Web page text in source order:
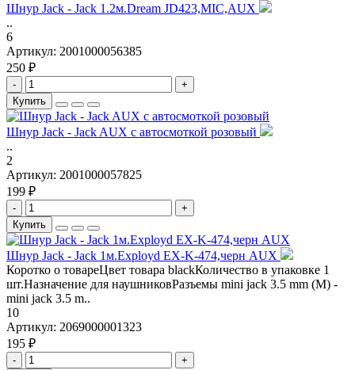
Шнур Jack - Jack 1.2м.Dream JD423,MIC,AUX
..
6
Артикул: 2001000056385
250 ₽
-
+
Купить
Шнур Jack - Jack AUX с автосмоткой розовый
..
2
Артикул: 2001000057825
199 ₽
-
+
Купить
Шнур Jack - Jack 1м.Exployd EX-K-474,черн AUX
Коротко о товареЦвет товара blackКоличество в упаковке 1
шт.Назначение для наушниковРазъемы mini jack 3.5 mm (M) -
mini jack 3.5 m..
10
Артикул: 2069000001323
195 ₽
-
+